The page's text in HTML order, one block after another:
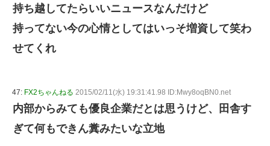
持ち越してたらいいニュースなんだけど
持ってない今の心情としてはいっそ増資して笑わ
せてくれ
47: FX2ちゃんねる 2015/02/11(水) 19:31:41.98 ID:Mwy8oqBN0.net
内部からみても優良企業だとは思うけど、田舎す
ぎて何もできん糞みたいな立地